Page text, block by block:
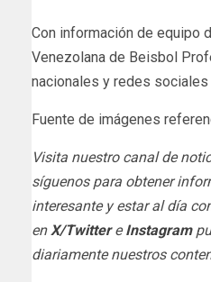
Con información de equipo
Venezolana de Beisbol
nacionales y redes sociales
Fuente de imágenes
Visita nuestro canal de
síguenos para obtener
interesante y estar al día
en X/TwittereInstagram
diariamente nuestros